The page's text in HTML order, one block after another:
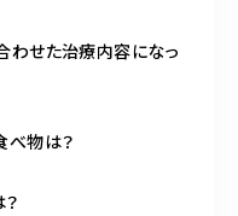
わせた治療内容になっ
物は？